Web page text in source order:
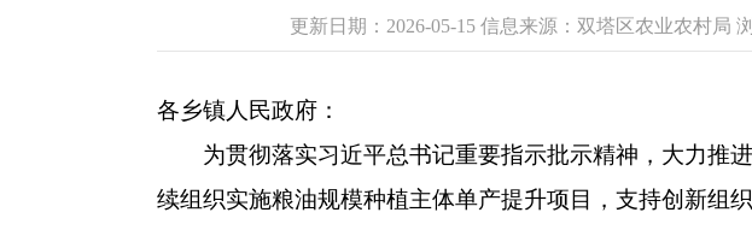
更新日期：2026-05-15 信息来源：双塔区农业农村局
各乡镇人民政府：
为贯彻落实习近平总书记重要指示批示精神，大力推进
续组织实施粮油规模种植主体单产提升项目，支持创新组